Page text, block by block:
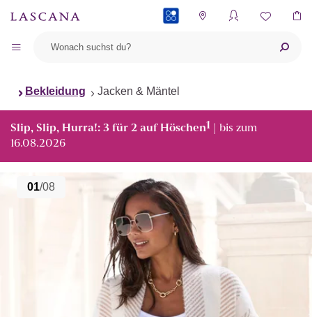
Bekleidung Jacken & Mäntel
Slip, Slip, Hurra!: 3 für 2 auf Höschen1 | bis zum
16.08.2026
01/08